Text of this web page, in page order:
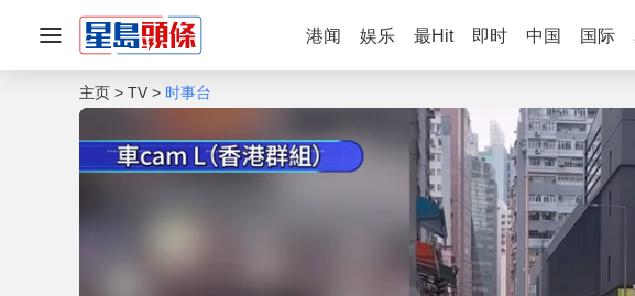
港闻 娱乐 最Hit 即时 中国 国际
主页 TV 时事台